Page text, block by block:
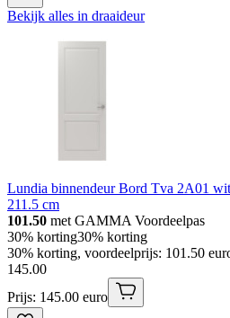
Bekijk alles in draaideur
Lundia binnendeur Bord Tva 2A01
211.5 cm
101.50 met GAMMA Voordeelpas
30% korting30% korting
30% korting, voordeelprijs: 101.50
145.00
Prijs: 145.00 euro